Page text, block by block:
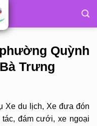
Quỳnh
Trưng
Xe du lịch, Xe đưa đón
đám cưới, xe ngoại